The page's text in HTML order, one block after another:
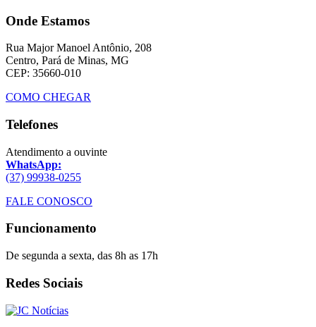
Onde Estamos
Rua Major Manoel Antônio, 208
Centro, Pará de Minas, MG
CEP: 35660-010
COMO CHEGAR
Telefones
Atendimento a ouvinte
WhatsApp:
(37) 99938-0255
FALE CONOSCO
Funcionamento
De segunda a sexta, das 8h as 17h
Redes Sociais